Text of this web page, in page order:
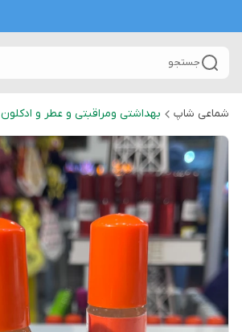
جستجو
شماعی شاپ بهداشتی ومراقبتی و عطر و ادکلون